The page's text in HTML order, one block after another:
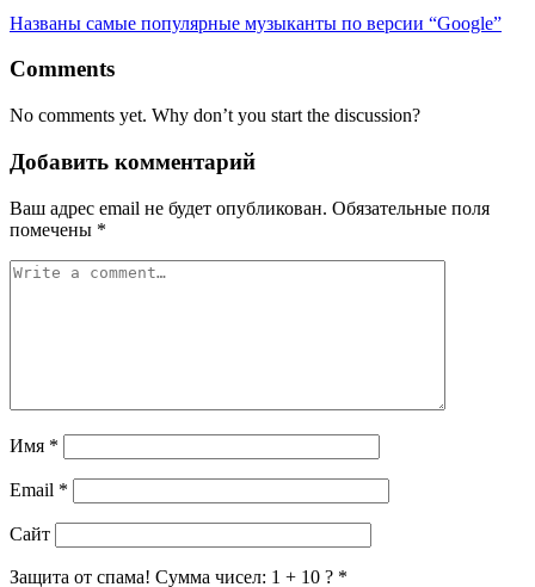
Названы самые популярные музыканты по версии “Google”
Comments
No comments yet. Why don’t you start the discussion?
Добавить комментарий
Ваш адрес email не будет опубликован. Обязательные поля
помечены *
Имя *
Email *
Сайт
Защита от спама! Сумма чисел: 1 + 10 ? *